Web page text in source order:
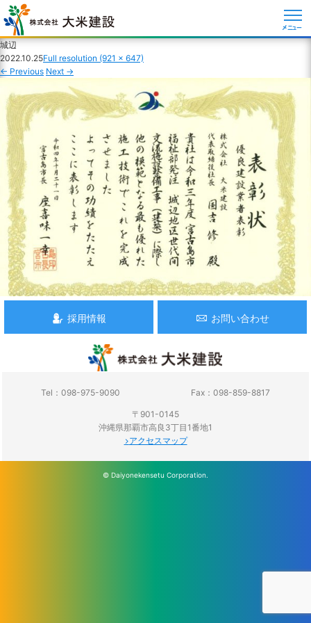
メニュー
城辺
2022.10.25Full resolution (921 × 647)
← Previous Next →
採用情報 お問い合わせ
Tel：098-975-9090 Fax：098-859-8817
〒901-0145
沖縄県那覇市高良3丁目1番地1
アクセスマップ
© Daiyonekensetu Corporation.